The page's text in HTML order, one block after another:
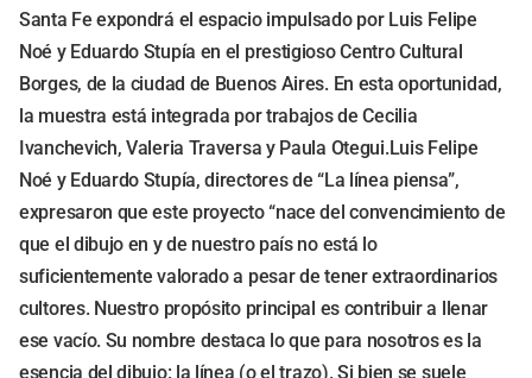
Santa Fe expondrá el espacio impulsado por Luis Felipe
Noé y Eduardo Stupía en el prestigioso Centro Cultural
Borges, de la ciudad de Buenos Aires. En esta oportunidad,
la muestra está integrada por trabajos de Cecilia
Ivanchevich, Valeria Traversa y Paula Otegui.Luis Felipe
Noé y Eduardo Stupía, directores de “La línea piensa”,
expresaron que este proyecto “nace del convencimiento de
que el dibujo en y de nuestro país no está lo
suficientemente valorado a pesar de tener extraordinarios
cultores. Nuestro propósito principal es contribuir a llenar
ese vacío. Su nombre destaca lo que para nosotros es la
esencia del dibujo: la línea (o el trazo). Si bien se suele